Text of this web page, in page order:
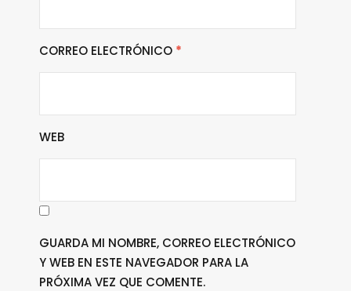
CORREO ELECTRÓNICO *
WEB
GUARDA MI NOMBRE, CORREO ELECTRÓNICO
Y WEB EN ESTE NAVEGADOR PARA LA
PRÓXIMA VEZ QUE COMENTE.